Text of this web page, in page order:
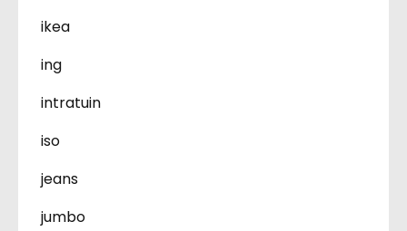
ikea
ing
intratuin
iso
jeans
jumbo